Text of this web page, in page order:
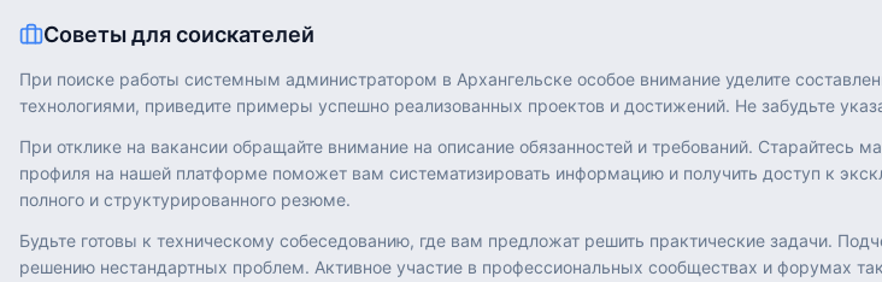
Советы для соискателей
При поиске работы системным администратором в Архангельске особое внимание уделите
технологиями, приведите примеры успешно реализованных проектов и достижений. Не забудьте
При отклике на вакансии обращайте внимание на описание обязанностей и требований. Старайтесь
профиля на нашей платформе поможет вам систематизировать информацию и получить доступ к
полного и структурированного резюме.
Будьте готовы к техническому собеседованию, где вам предложат решить практические задачи.
решению нестандартных проблем. Активное участие в профессиональных сообществах и форумах